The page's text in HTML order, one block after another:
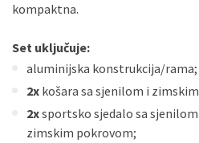
kompaktna.
Set uključuje:
aluminijska konstrukcija/rama;
2x košara sa sjenilom i
2xsportsko sjedalo sa
zimskim pokrovom;